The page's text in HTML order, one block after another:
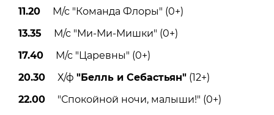
11.20 М/с "Команда Флоры" (0+)
13.35 М/с "Ми-Ми-Мишки" (0+)
17.40 М/с "Царевны" (0+)
20.30 Х/ф "Белль и Себастьян" (12+)
22.00 "Спокойной ночи, малыши!" (0+)